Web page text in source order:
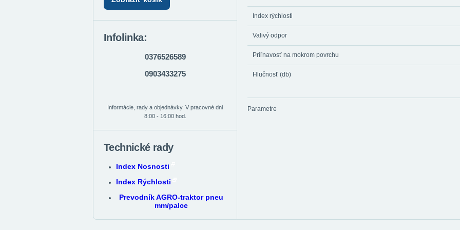
Index rýchlosti
Valivý odpor
Priľnavosť na mokrom povrchu
Hlučnosť (db)
Parametre
Infolinka:
0376526589
0903433275
Informácie, rady a objednávky. V pracovné dni
8:00 - 16:00 hod.
Technické rady
Index Nosnosti
Index Rýchlosti
Prevodník AGRO-traktor pneu
mm/palce